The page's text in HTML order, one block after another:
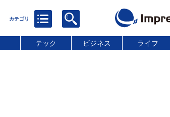
テック ビジネス ライフ